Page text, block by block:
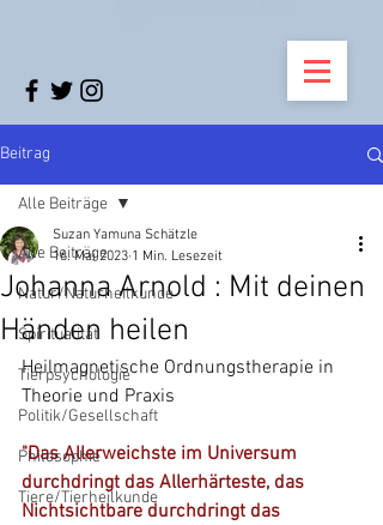
Beitrag
Alle Beiträge
Natur/Naturheilkunde
Spiritualität
Tierpsychologie
Politik/Gesellschaft
Philosophie
Tiere/Tierheilkunde
Alle Beiträge
Johanna Arnold : Mit deinen
Händen heilen
Suzan Yamuna Schätzle
16. Mai 2023 1 Min. Lesezeit
Heilmagnetische Ordnungstherapie in
Theorie und Praxis
"Das Allerweichste im Universum
durchdringt das Allerhärteste, das
Nichtsichtbare durchdringt das